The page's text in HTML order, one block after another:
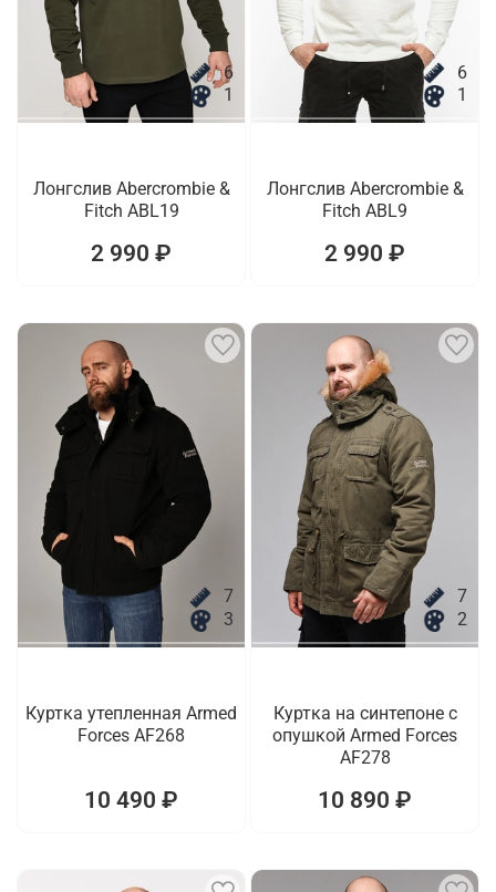
6
1
Лонгслив Abercrombie &
Fitch ABL19
2 990 ₽
6
1
Лонгслив Abercrombie &
Fitch ABL9
2 990 ₽
7
3
Куртка утепленная Armed
Forces AF268
10 490 ₽
7
2
Куртка на синтепоне с
опушкой Armed Forces
AF278
10 890 ₽